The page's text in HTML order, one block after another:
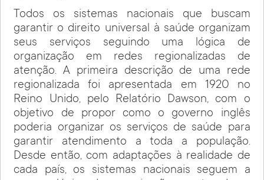
Todos os sistemas nacionais que buscam
garantir o direito universal à saúde organizam
seus serviços seguindo uma lógica de
organização em redes regionalizadas de
atenção. A primeira descrição de uma rede
regionalizada foi apresentada em 1920 no
Reino Unido, pelo Relatório Dawson, com o
objetivo de propor como o governo inglês
poderia organizar os serviços de saúde para
garantir atendimento a toda a população.
Desde então, com adaptações à realidade de
cada país, os sistemas nacionais seguem a